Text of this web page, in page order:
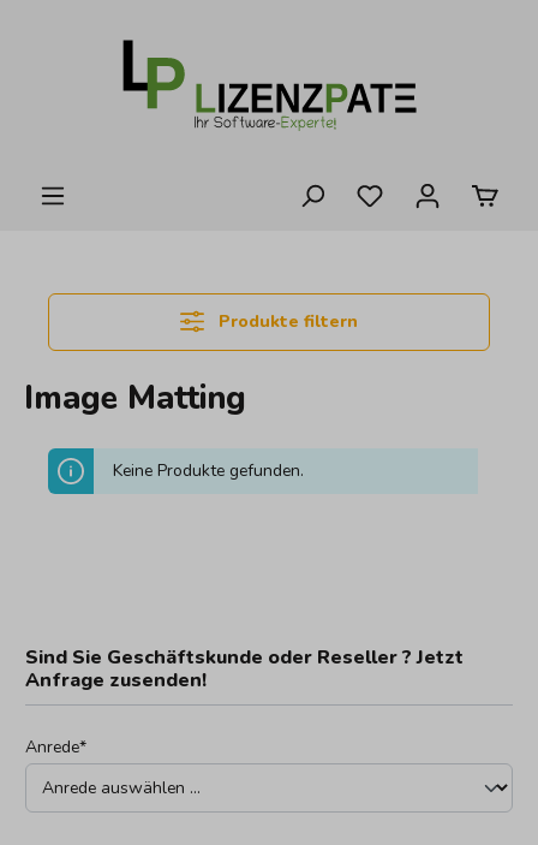
Produkte filtern
Image Matting
Keine Produkte gefunden.
Sind Sie Geschäftskunde oder Reseller ? Jetzt
Anfrage zusenden!
Anrede*